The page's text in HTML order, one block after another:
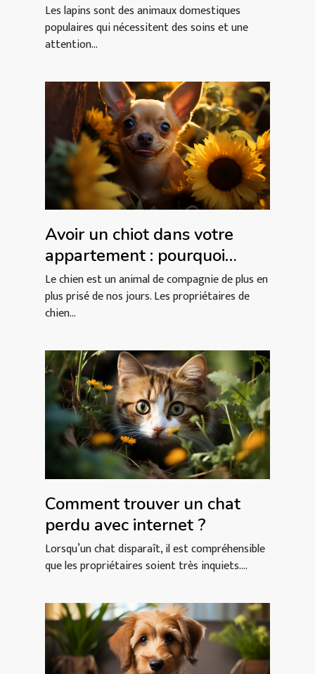
Les lapins sont des animaux domestiques
populaires qui nécessitent des soins et une
attention...
Avoir un chiot dans votre
appartement : pourquoi
choisir le chien chihuahua ?
Le chien est un animal de compagnie de plus en
plus prisé de nos jours. Les propriétaires de
chien...
Comment trouver un chat
perdu avec internet ?
Lorsqu’un chat disparaît, il est compréhensible
que les propriétaires soient très inquiets....